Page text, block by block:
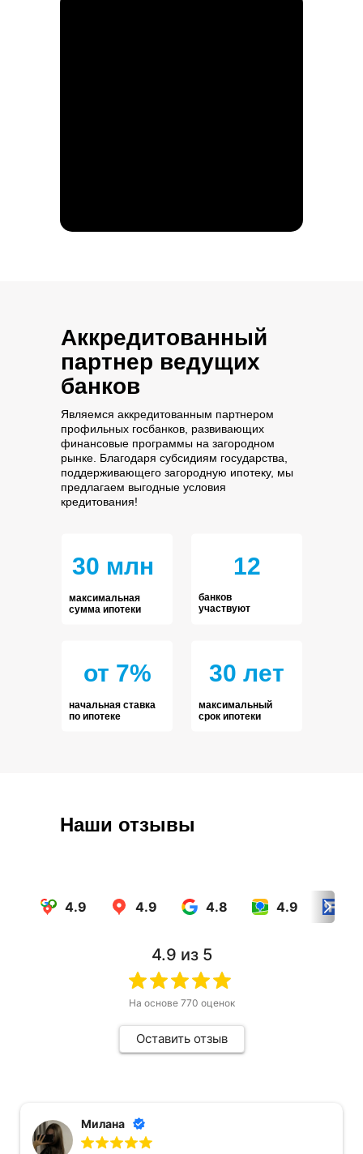
30 лет
максимальный
срок ипотеки
от 7%
начальная ставка
по ипотеке
12
банков
участвуют
30 млн
максимальная
сумма ипотеки
Аккредитованный
партнер ведущих
банков
Являемся аккредитованным партнером
профильных госбанков, развивающих
финансовые программы на загородном
рынке. Благодаря субсидиям государства,
поддерживающего загородную ипотеку, мы
предлагаем выгодные условия
кредитования!
Наши отзывы
4.9 4.9 4.8 4.9
4.9 из 5
На основе 770 оценок
Оставить отзыв
Милана